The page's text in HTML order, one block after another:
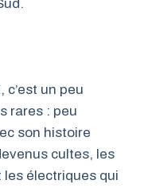
c’est un peu
rares : peu
son histoire
cultes, les
électriques qui